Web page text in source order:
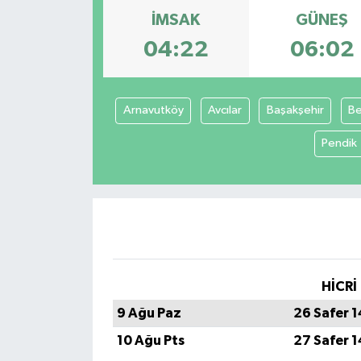
İMSAK
04:22
GÜNEŞ
06:02
Arnavutköy Avcılar Başakşehir
Pendik
HİCRİ
9 Ağu Paz
26 Safer
10 Ağu Pts
27 Safer